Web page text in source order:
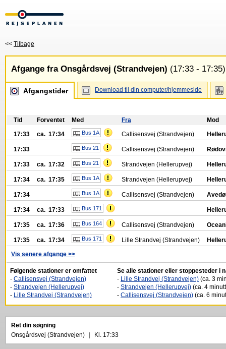
<< Tilbage
Afgange fra Onsgårdsvej (Strandvejen) (17:33 - 17:35)
Afgangstider Download til din computer/hjemmeside
Tid Forventet Med Fra
Mod
17:33
ca. 17:34 Bus 1A Callisensvej (Strandvejen)
17:33 Bus 21 Callisensvej (Strandvejen)
17:33 ca. 17:32 Bus 21 Strandvejen (Hellerupvej)
17:34 ca. 17:35 Bus 1A Strandvejen (Hellerupvej)
17:34 Bus 1A Callisensvej (Strandvejen)
17:34 ca. 17:33 Bus 171
17:35 ca. 17:36 Bus 164 Callisensvej (Strandvejen)
17:35 ca. 17:34 Bus 171 Lille Strandvej (Strandvejen)
Vis senere afgange >>
Følgende stationer er omfattet
- Callisensvej (Strandvejen)
- Strandvejen (Hellerupvej)
- Lille Strandvej (Strandvejen)
Se alle stationer eller stoppesteder i
- Lille Strandvej (Strandvejen) (ca. 3
- Strandvejen (Hellerupvej) (ca. 4
- Callisensvej (Strandvejen) (ca. 6
Ret din søgning
Onsgårdsvej (Strandvejen)
Kl. 17:33